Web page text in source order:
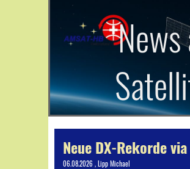
Neue DX-Rekorde
06.08.2026 , Lipp Michael